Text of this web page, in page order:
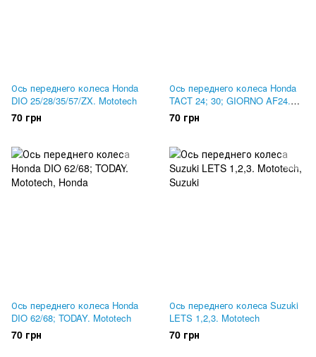
Ось переднего колеса Honda
DIO 25/28/35/57/ZX. Mototech
70 грн
Ось переднего колеса Honda
TACT 24; 30; GIORNO AF24.
Mototech
70 грн
Ось переднего колеса Honda
DIO 62/68; TODAY. Mototech
70 грн
Ось переднего колеса Suzuki
LETS 1,2,3. Mototech
70 грн